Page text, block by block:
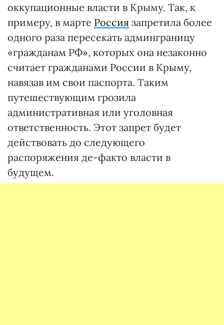
оккупационные власти в Крыму. Так, к
примеру, в марте Россия запретила более
одного раза пересекать админграницу
«гражданам РФ», которых она незаконно
считает гражданами России в Крыму,
навязав им свои паспорта. Таким
путешествующим грозила
административная или уголовная
ответственность. Этот запрет будет
действовать до следующего
распоряжения де-факто власти в
будущем.